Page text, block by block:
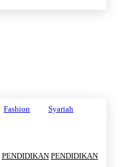
Fashion Syariah
PENDIDIKAN PENDIDIKAN